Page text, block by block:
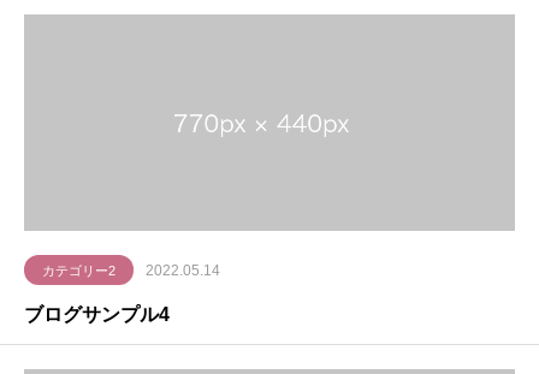
カテゴリー2 2022.05.14
ブログサンプル4